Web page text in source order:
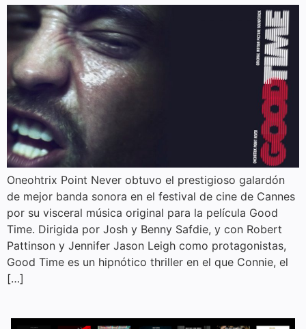
Oneohtrix Point Never obtuvo el prestigioso galardón
de mejor banda sonora en el festival de cine de Cannes
por su visceral música original para la película Good
Time. Dirigida por Josh y Benny Safdie, y con Robert
Pattinson y Jennifer Jason Leigh como protagonistas,
Good Time es un hipnótico thriller en el que Connie, el
[…]